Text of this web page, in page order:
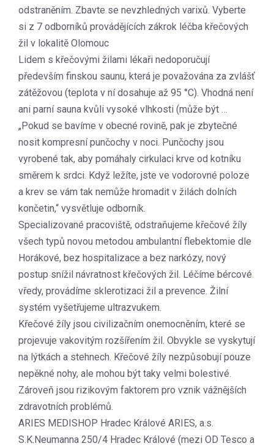
odstraněním. Zbavte se nevzhledných varixů. Vyberte
si z 7 odborníků provádějících zákrok léčba křečových
žil v lokalitě Olomouc
Lidem s křečovými žilami lékaři nedoporučují
především finskou saunu, která je považována za zvlášť
zátěžovou (teplota v ní dosahuje až 95 °C). Vhodná není
ani parní sauna kvůli vysoké vlhkosti (může být …
„Pokud se bavíme v obecné rovině, pak je zbytečné
nosit kompresní punčochy v noci. Punčochy jsou
vyrobené tak, aby pomáhaly cirkulaci krve od kotníku
směrem k srdci. Když ležíte, jste ve vodorovné poloze
a krev se vám tak nemůže hromadit v žilách dolních
končetin,“ vysvětluje odborník.
Specializované pracoviště, odstraňujeme křečové žíly
všech typů novou metodou ambulantní flebektomie dle
Horákové, bez hospitalizace a bez narkózy, nový
postup snížil návratnost křečových žil. Léčíme bércové
vředy, provádíme sklerotizaci žil a prevence. Žilní
systém vyšetřujeme ultrazvukem.
Křečové žíly jsou civilizačním onemocněním, které se
projevuje vakovitým rozšířením žil. Obvykle se vyskytují
na lýtkách a stehnech. Křečové žíly nezpůsobují pouze
nepěkné nohy, ale mohou být taky velmi bolestivé.
Zároveň jsou rizikovým faktorem pro vznik vážnějších
zdravotních problémů.
ARIES MEDISHOP Hradec Králové ARIES, a.s.
S.K.Neumanna 250/4 Hradec Králové (mezi OD Tesco a